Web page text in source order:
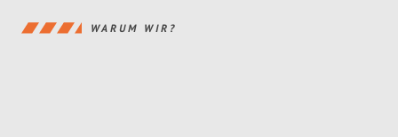
WARUM WIR?